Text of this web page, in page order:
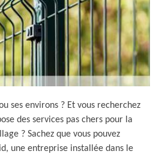
ses environs ? Et vous recherchez
des services pas chers pour la
? Sachez que vous pouvez
une entreprise installée dans le